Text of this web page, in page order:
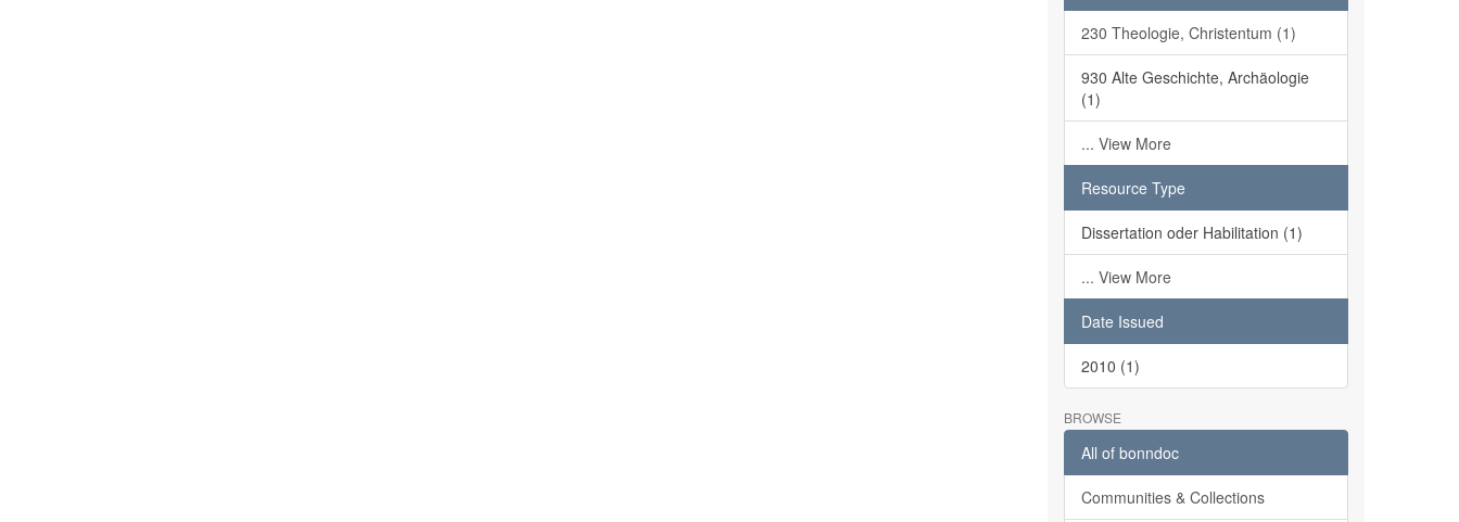
230 Theologie, Christentum (1)
930 Alte Geschichte, Archäologie
(1)
... View More
Resource Type
Dissertation oder Habilitation (1)
... View More
Date Issued
2010 (1)
BROWSE
All of bonndoc
Communities & Collections